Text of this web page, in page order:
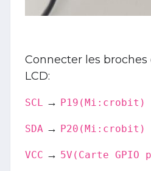
Connecter les
LCD:
SCL → P19(Mi:crobit)
SDA → P20(Mi:crobit)
VCC → 5V(Carte